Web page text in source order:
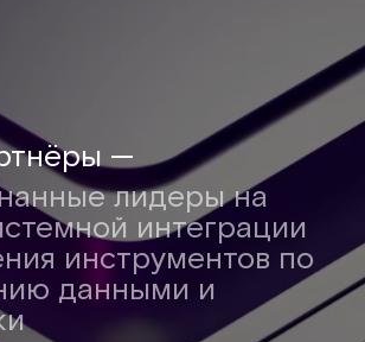
—
лидеры на
интеграции
инструментов по
данными и